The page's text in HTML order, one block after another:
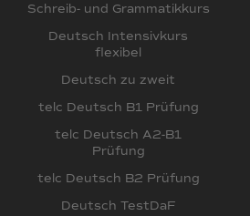
Schreib- und Grammatikkurs
Deutsch Intensivkurs
flexibel
Deutsch zu zweit
telc Deutsch B1 Prüfung
telc Deutsch A2-B1
Prüfung
telc Deutsch B2 Prüfung
Deutsch TestDaF